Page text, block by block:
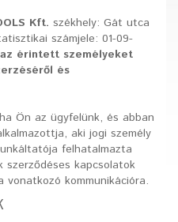
Kft. székhely: Gát utca
számjele: 01-09-
érintett személyeket
és
Ön az ügyfelünk, és abban
aki jogi személy
felhatalmazta
kapcsolatok
kommunikációra.